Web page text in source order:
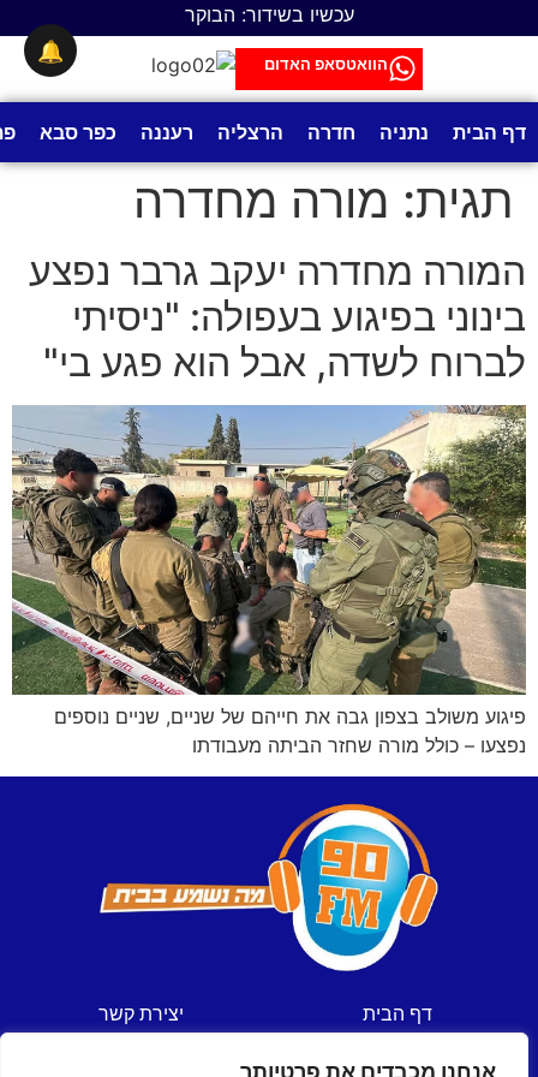
אנחנו מכבדים את פרטיותך
עכשיו בשידור: הבוקר
הוואטסאפ האדום
דף הבית נתניה חדרה הרצליה רעננה כפר סבא
תגית: מורה מחדרה
המורה מחדרה יעקב גרבר נפצע
בינוני בפיגוע בעפולה: "ניסיתי
לברוח לשדה, אבל הוא פגע בי"
פיגוע משולב בצפון גבה את חייהם של שניים, שניים נוספים
נפצעו – כולל מורה שחזר הביתה מעבודתו
דף הבית
יצירת קשר
🔔